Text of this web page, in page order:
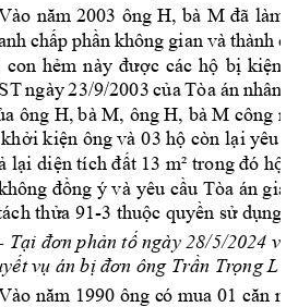
năm 2003 ông H, bà M đã làm
chấp phần không gian và thành
con hẻm này được cc hộ bị kiện
ngày 23/9/2003 của Ta n nhân
ông H, bà M, ông H, bà M công
khởi kiện ông và 03 hộ cn lại yêu
lại diện tích đất 13 m² trong đó hộ
hông đồng ý và yêu cầu Ta n giải
thửa 91-3 thuộc quyền sử dụng
Tại đơn phản tố ngày 28/5/2024
vụ án bị đơn ông Trần Trọng L
năm 1990 ông có mua 01 căn